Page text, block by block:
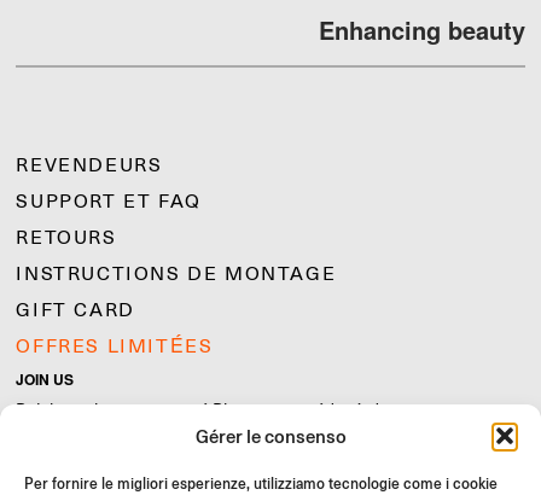
Gérer le consenso
Per fornire le migliori esperienze, utilizziamo tecnologie come i cookie
Enhancing beauty
REVENDEURS
SUPPORT ET FAQ
RETOURS
INSTRUCTIONS DE MONTAGE
GIFT CARD
OFFRES LIMITÉES
JOIN US
Rejoignez la communauté Rizoma et accédez à des contenus
exclusifs et des offres spéciales !
Inscrivez-